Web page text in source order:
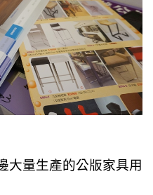
大量生產的公版家具用